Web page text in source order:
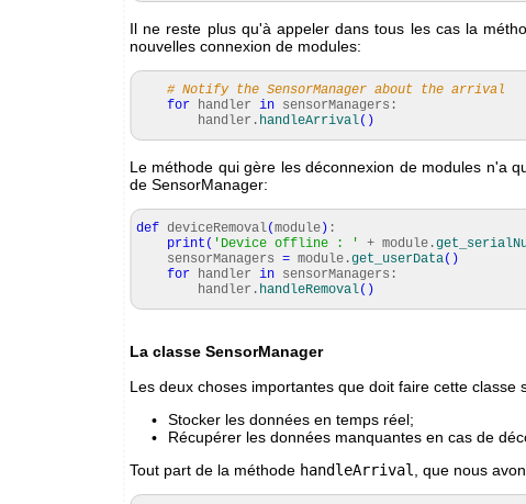
Il ne reste plus qu'à appeler dans tous les cas la
nouvelles connexion de modules:
# Notify the SensorManager about the arrival
for handler in sensorManagers:
handler. handleArrival( )
Le méthode qui gère les déconnexion de modules n'a
de SensorManager:
def deviceRemoval(module) :
print ( 'Device offline : ' + module.
sensorManagers = module.get_userData( )
for handler in sensorManagers:
handler. handleRemoval( )
La classe SensorManager
Les deux choses importantes que doit faire cette classe
Stocker les données en temps réel;
Récupérer les données manquantes en cas de
Tout part de la méthode handleArrival , que nous